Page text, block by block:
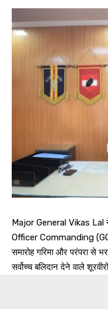
Major General Vikas Lal
Officer Commanding
समारोह गरिमा और परंपरा से
सर्वोच्च बलिदान देने वाले